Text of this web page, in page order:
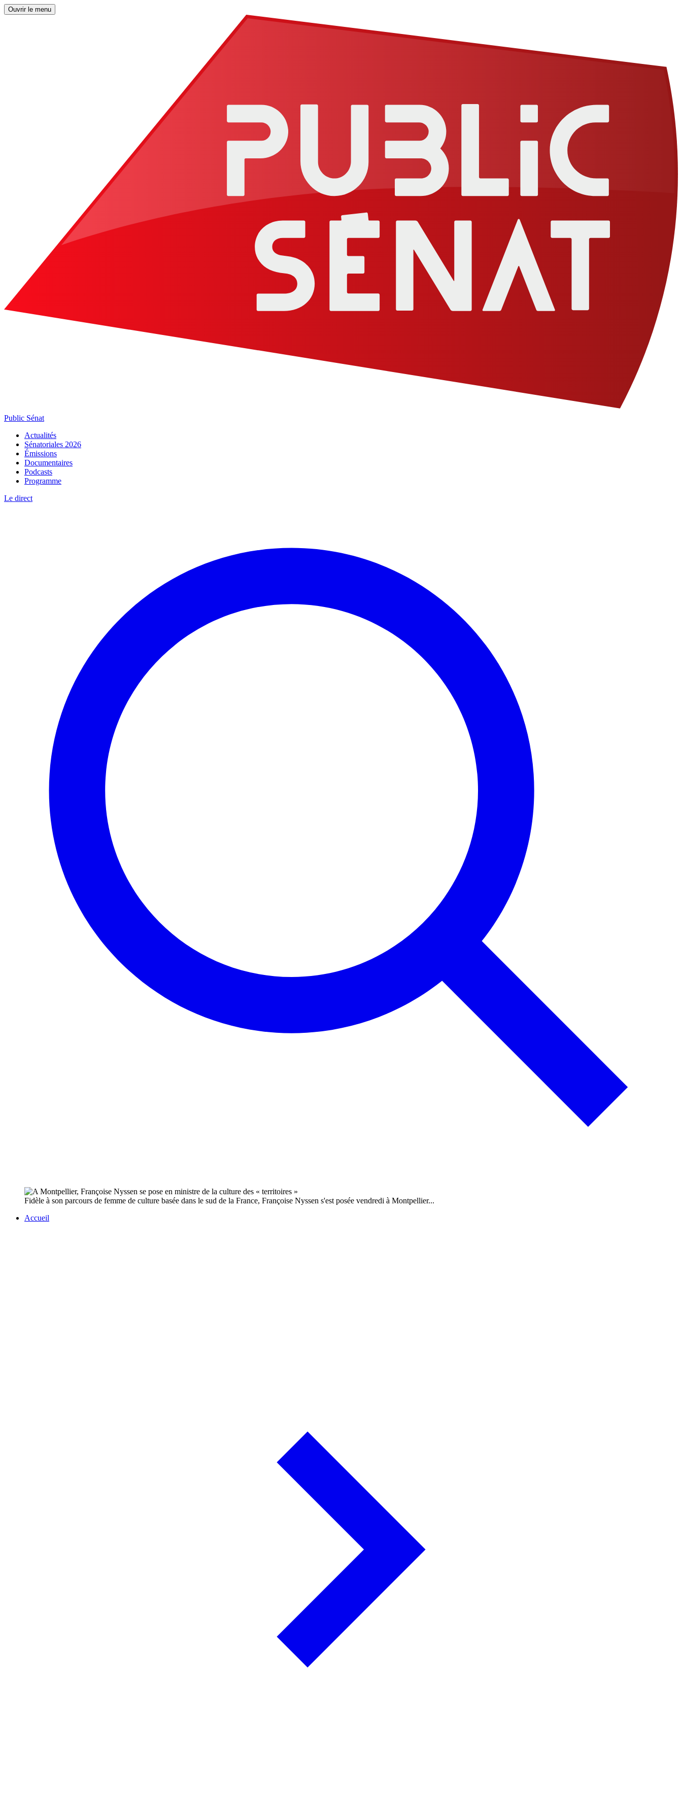
Ouvrir le menu
Public Sénat
Actualités
Sénatoriales 2026
Émissions
Documentaires
Podcasts
Programme
Le direct
Fidèle à son parcours de femme de culture basée dans le sud de la France, Françoise Nyssen s'est posée vendredi à Montpellier...
Accueil